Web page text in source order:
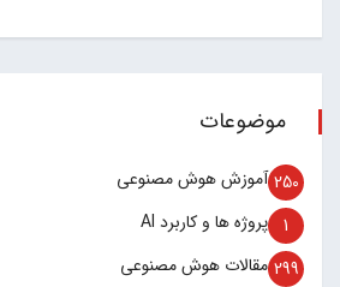
موضوعات
آموزش هوش مصنوعی 250
پروژه ها و کاربرد AI 1
مقالات هوش مصنوعی 299